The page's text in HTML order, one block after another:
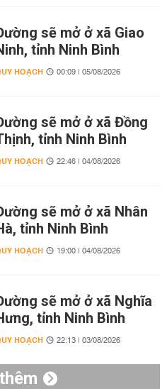
sẽ mở ở xã Giao
tỉnh Ninh Bình
HOẠCH 00:09 | 05/08/2026
sẽ mở ở xã Đồng
tỉnh Ninh Bình
HOẠCH 22:46 | 04/08/2026
sẽ mở ở xã Nhân
tỉnh Ninh Bình
HOẠCH 19:00 | 04/08/2026
sẽ mở ở xã Nghĩa
tỉnh Ninh Bình
HOẠCH 22:13 | 03/08/2026